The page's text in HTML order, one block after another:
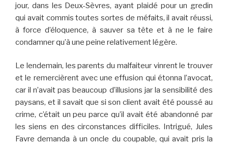
jour, dans les Deux-Sèvres, ayant plaidé pour un gredin
qui avait commis toutes sortes de méfaits, il avait réussi,
à force d’éloquence, à sauver sa tête et à ne le faire
condamner qu’à une peine relativement légère.
Le lendemain, les parents du malfaiteur vinrent le trouver
et le remercièrent avec une effusion qui étonna l’avocat,
car il n’avait pas beaucoup d’illusions jar la sensibilité des
paysans, et il savait que si son client avait été poussé au
crime, c’était un peu parce qu’il avait été abandonné par
les siens en des circonstances difficiles. Intrigué, Jules
Favre demanda à un oncle du coupable, qui avait pris la